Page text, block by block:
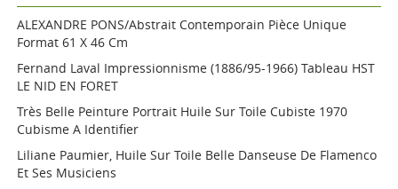
ALEXANDRE PONS/Abstrait Contemporain Pièce Unique
Format 61 X 46 Cm
Fernand Laval Impressionnisme (1886/95-1966) Tableau HST
LE NID EN FORET
Très Belle Peinture Portrait Huile Sur Toile Cubiste 1970
Cubisme A Identifier
Liliane Paumier, Huile Sur Toile Belle Danseuse De Flamenco
Et Ses Musiciens